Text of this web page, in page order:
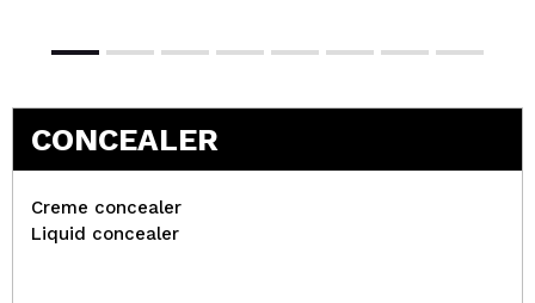
CONCEALER
Creme concealer
Liquid concealer